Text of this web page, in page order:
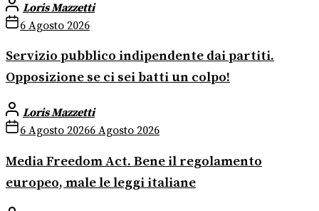
Loris Mazzetti
6 Agosto 2026
Servizio pubblico indipendente dai partiti.
Opposizione se ci sei batti un colpo!
Loris Mazzetti
6 Agosto 20266 Agosto 2026
Media Freedom Act. Bene il regolamento
europeo, male le leggi italiane